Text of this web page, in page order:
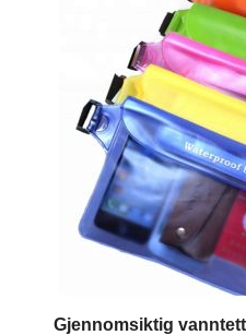
Gjennomsiktig